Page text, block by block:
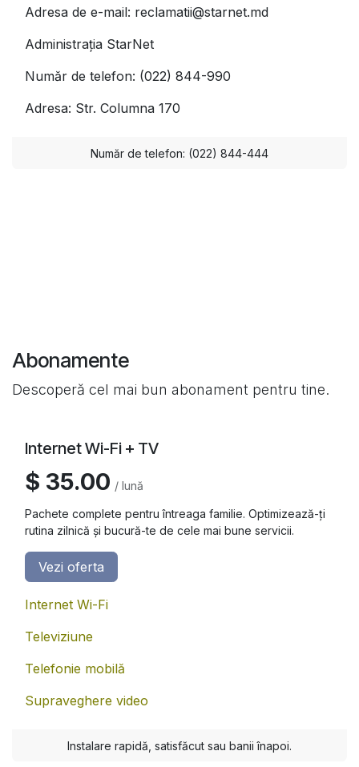
Adresa de e-mail: reclamatii@starnet.md
Administrația StarNet
Număr de telefon: (022) 844-990
Adresa: Str. Columna 170
Număr de telefon: (022) 844-444
Abonamente
Descoperă cel mai bun abonament pentru tine.
Internet Wi-Fi + TV
$ 35.00 / lună
Pachete complete pentru întreaga familie. Optimizează-ți
rutina zilnică și bucură-te de cele mai bune servicii.
Vezi oferta
Internet Wi-Fi
Televiziune
Telefonie mobilă
Supraveghere video
Instalare rapidă, satisfăcut sau banii înapoi.